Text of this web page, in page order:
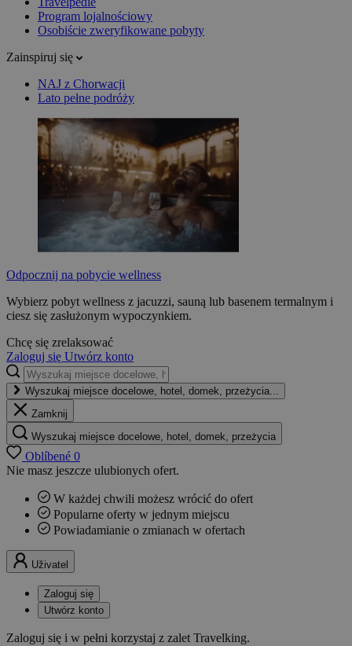
Program lojalnościowy
Osobiście zweryfikowane pobyty
Zainspiruj się
NAJ z Chorwacji
Lato pełne podróży
Odpocznij na pobycie wellness
Wybierz pobyt wellness z jacuzzi, sauną lub basenem termalnym i
ciesz się zasłużonym wypoczynkiem.
Chcę się zrelaksować
Zaloguj się Utwórz konto
Wyszukaj miejsce docelowe, hotel, domek, przeżycia...
Zamknij
Wyszukaj miejsce docelowe, hotel, domek, przeżycia
Oblíbené 0
Nie masz jeszcze ulubionych ofert.
W każdej chwili możesz wrócić do ofert
Popularne oferty w jednym miejscu
Powiadamianie o zmianach w ofertach
Uživatel
Zaloguj się
Utwórz konto
Zaloguj się i w pełni korzystaj z zalet Travelking.